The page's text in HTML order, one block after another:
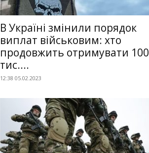
В Україні змінили порядок
виплат військовим: хто
продовжить отримувати 100
тис....
12:38 05.02.2023